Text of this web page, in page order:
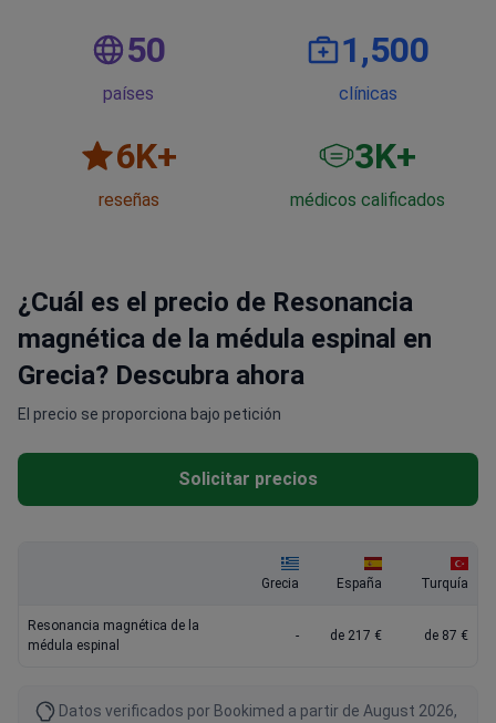
50
países
1,500
clínicas
6K+
reseñas
3K+
médicos calificados
¿Cuál es el precio de Resonancia
magnética de la médula espinal en
Grecia? Descubra ahora
El precio se proporciona bajo petición
Solicitar precios
Grecia España Turquía
Resonancia magnética de la
médula espinal
- de 217 € de 87 €
Datos verificados por Bookimed a partir de August 2026,